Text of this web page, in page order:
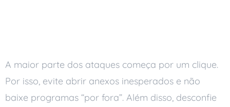
A maior parte dos ataques começa por um clique.
Por isso, evite abrir anexos inesperados e não
baixe programas “por fora”. Além disso, desconfie